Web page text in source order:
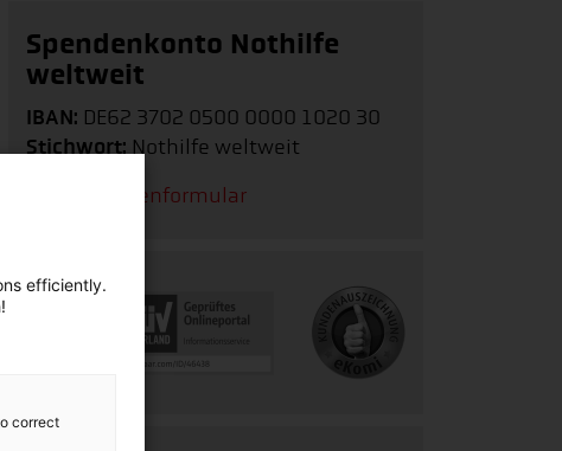
Spendenkonto Nothilfe
weltweit
IBAN: DE62 3702 0500 0000 1020 30
Stichwort: Nothilfe weltweit
Zum Spendenformular
efficiently.
correct